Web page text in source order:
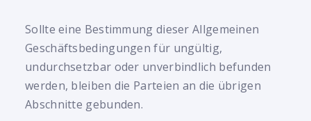
Sollte eine Bestimmung dieser Allgemeinen
Geschäftsbedingungen für ungültig,
undurchsetzbar oder unverbindlich befunden
werden, bleiben die Parteien an die übrigen
Abschnitte gebunden.